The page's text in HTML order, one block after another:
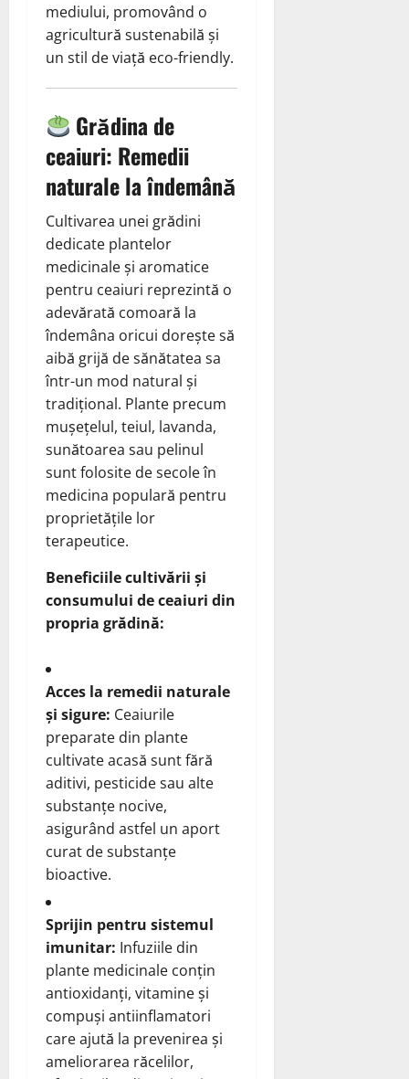
mediului, promovând o
agricultură sustenabilă și
un stil de viață eco-friendly.
Grădina de
ceaiuri: Remedii
naturale la îndemână
Cultivarea unei grădini
dedicate plantelor
medicinale și aromatice
pentru ceaiuri reprezintă o
adevărată comoară la
îndemâna oricui dorește să
aibă grijă de sănătatea sa
într-un mod natural și
tradițional. Plante precum
mușețelul, teiul, lavanda,
sunătoarea sau pelinul
sunt folosite de secole în
medicina populară pentru
proprietățile lor
terapeutice.
Beneficiile cultivării și
consumului de ceaiuri din
propria grădină:
Acces la remedii naturale
și sigure: Ceaiurile
preparate din plante
cultivate acasă sunt fără
aditivi, pesticide sau alte
substanțe nocive,
asigurând astfel un aport
curat de substanțe
bioactive.
Sprijin pentru sistemul
imunitar: Infuziile din
plante medicinale conțin
antioxidanți, vitamine și
compuși antiinflamatori
care ajută la prevenirea și
ameliorarea răcelilor,